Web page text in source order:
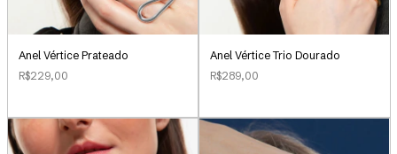
Anel Vértice Prateado
R$229,00
Anel Vértice Trio Dourado
R$289,00